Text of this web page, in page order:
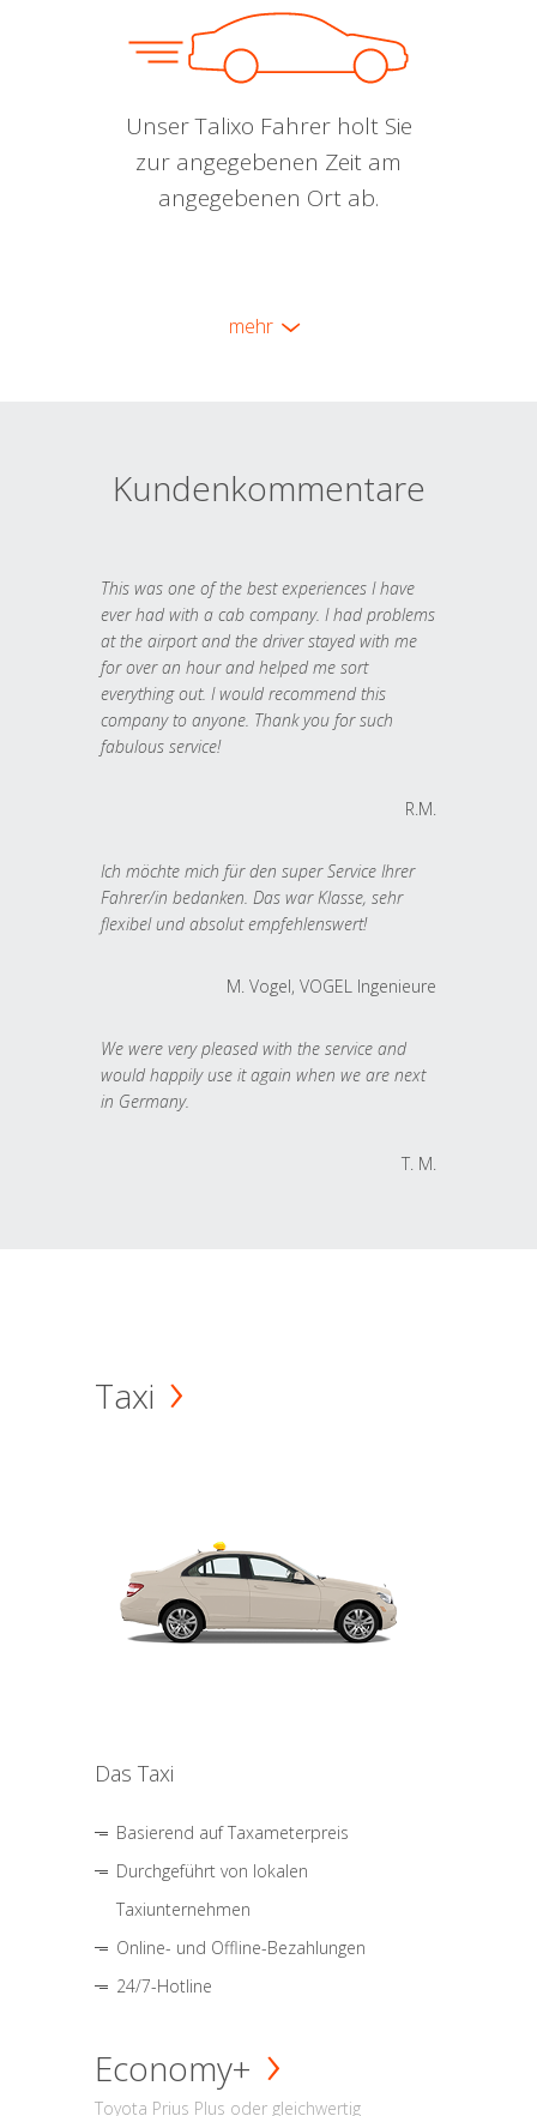
Unser Talixo Fahrer holt Sie
zur angegebenen Zeit am
angegebenen Ort ab.
mehr
Kundenkommentare
This was one of the best experiences I have
ever had with a cab company. I had problems
at the airport and the driver stayed with me
for over an hour and helped me sort
everything out. I would recommend this
company to anyone. Thank you for such
fabulous service!
R.M.
Ich möchte mich für den super Service Ihrer
Fahrer/in bedanken. Das war Klasse, sehr
flexibel und absolut empfehlenswert!
M. Vogel, VOGEL Ingenieure
We were very pleased with the service and
would happily use it again when we are next
in Germany.
T. M.
Taxi
Das Taxi
Basierend auf Taxameterpreis
Durchgeführt von lokalen
Taxiunternehmen
Online- und Offline-Bezahlungen
24/7-Hotline
Economy+
Toyota Prius Plus oder gleichwertig